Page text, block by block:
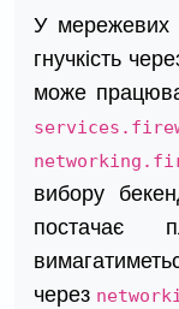
У мережевих
гнучкість
може
вибору
постачає
через